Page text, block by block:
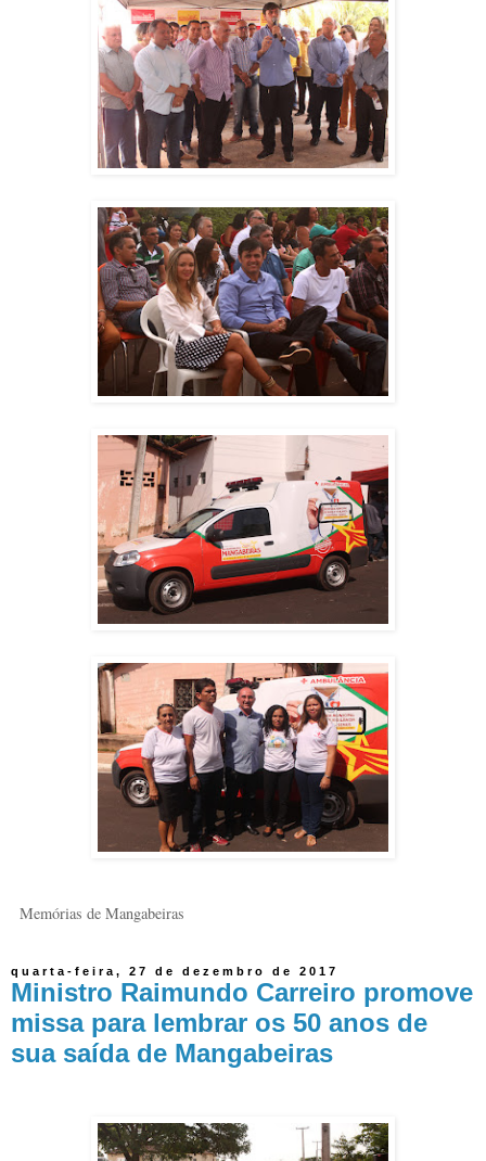
Memórias de Mangabeiras
quarta-feira, 27 de dezembro de 2017
Ministro Raimundo Carreiro promove
missa para lembrar os 50 anos de
sua saída de Mangabeiras